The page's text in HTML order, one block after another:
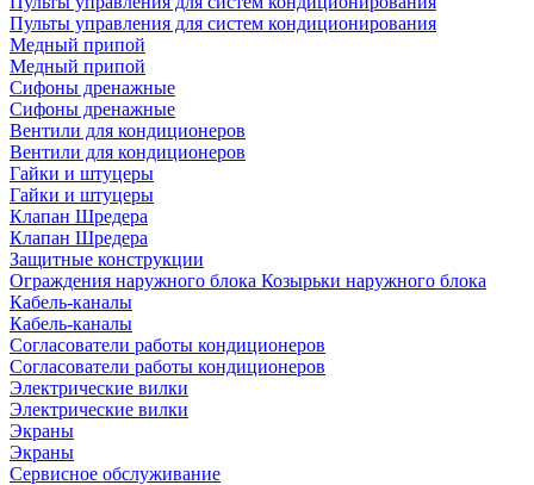
Пульты управления для систем кондиционирования
Медный припой
Медный припой
Сифоны дренажные
Сифоны дренажные
Вентили для кондиционеров
Вентили для кондиционеров
Гайки и штуцеры
Гайки и штуцеры
Клапан Шредера
Клапан Шредера
Защитные конструкции
Ограждения наружного блока Козырьки наружного блока
Кабель-каналы
Кабель-каналы
Согласователи работы кондиционеров
Согласователи работы кондиционеров
Электрические вилки
Электрические вилки
Экраны
Экраны
Сервисное обслуживание